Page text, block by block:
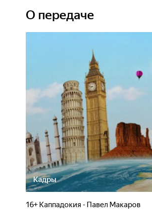
О передаче
Кадры
16+ Каппадокия - Павел Макаров